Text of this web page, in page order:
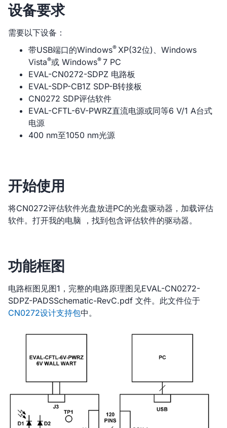
设备要求
需要以下设备：
带USB端口的Windows® XP(32位)、Windows
Vista®或 Windows® 7 PC
EVAL-CN0272-SDPZ 电路板
EVAL-SDP-CB1Z SDP-B转接板
CN0272 SDP评估软件
EVAL-CFTL-6V-PWRZ直流电源或同等6 V/1 A台式
电源
400 nm至1050 nm光源
开始使用
将CN0272评估软件光盘放进PC的光盘驱动器，加载评估
软件。打开我的电脑 ，找到包含评估软件的驱动器。
功能框图
电路框图见图1，完整的电路原理图见EVAL-CN0272-
SDPZ-PADSSchematic-RevC.pdf 文件。此文件位于
CN0272设计支持包中。